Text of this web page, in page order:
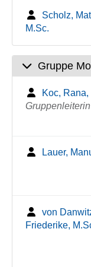
Scholz,
M.Sc.
Gruppe
Koc, Rana,
Gruppenleiterin
Lauer,
von
Friederike,